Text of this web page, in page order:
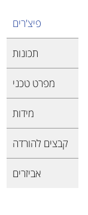
פיצ'רים
תכונות
מפרט טכני
מידות
קבצים להורדה
אביזרים